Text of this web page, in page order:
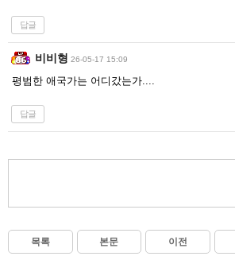
답글
비비형 26-05-17 15:09
평범한 애국가는 어디갔는가....
답글
목록 본문 이전